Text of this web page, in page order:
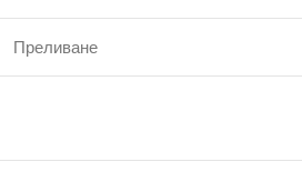
Преливане